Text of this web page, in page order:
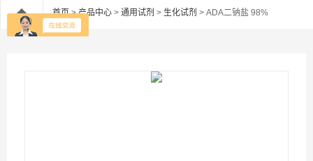
首页>产品中心 > 通用试剂 > 生化试剂 > ADA二钠盐 98%